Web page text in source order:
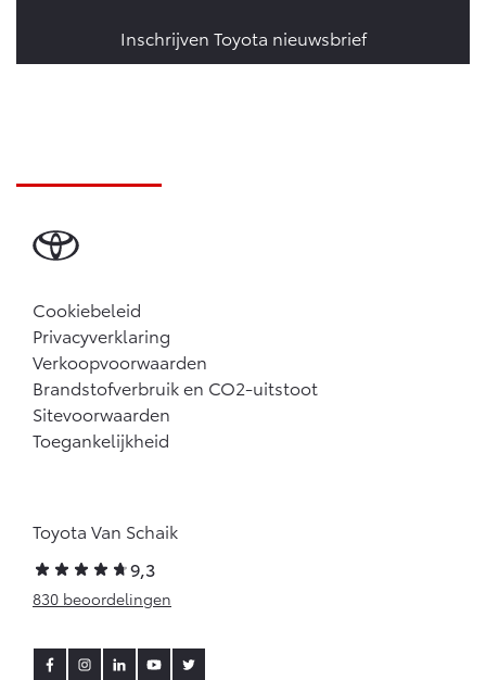
Inschrijven Toyota nieuwsbrief
Cookiebeleid
Privacyverklaring
Verkoopvoorwaarden
Brandstofverbruik en CO2-uitstoot
Sitevoorwaarden
Toegankelijkheid
Toyota Van Schaik
9,3
830 beoordelingen